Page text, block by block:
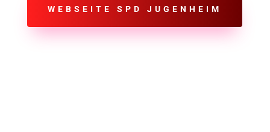
WEBSEITE SPD JUGENHEIM